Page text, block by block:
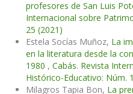
profesores de San Luis
Internacional sobre
25 (2021)
Estela Socías Muñoz, La
en la literatura desde la
1980 , Cabás. Revista
Histórico-Educativo: Núm.
Milagros Tapia Bon, La